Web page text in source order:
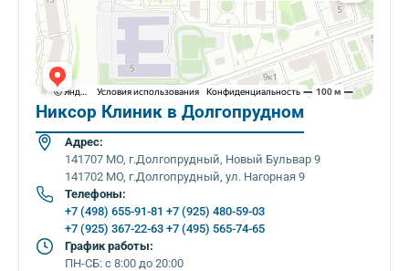
Никсор Клиник в Долгопрудном
Адрес:
141707 МО, г.Долгопрудный, Новый Бульвар 9
141702 МО, г.Долгопрудный, ул. Нагорная 9
Телефоны:
+7 (498) 655-91-81
+7 (925) 367-22-63
+7 (925) 480-59-03
+7 (495) 565-74-65
График работы:
ПН-СБ: с 8:00 до 20:00